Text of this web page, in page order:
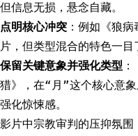
但信息无损，悬念自藏。
点明核心冲突 ：例如《狼
片，但类型混合的特色一目
保留关键意象并强化类型
猎》，在“月”这个核心意
强化惊悚感。
影片中宗教审判的压抑氛